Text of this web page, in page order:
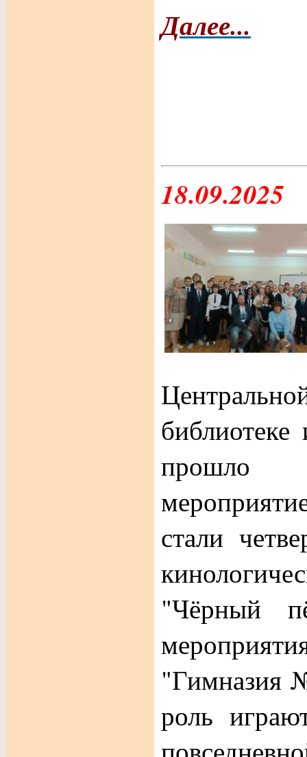
Далее...
18.09.2025
стали
"Чёрный
"Гимназия
роль